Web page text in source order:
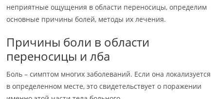
неприятные ощущения в области переносицы, определим
основные причины болей, методы их лечения.
Причины боли в области
переносицы и лба
Боль – симптом многих заболеваний. Если она локализуется
в определенном месте, это свидетельствует о поражении